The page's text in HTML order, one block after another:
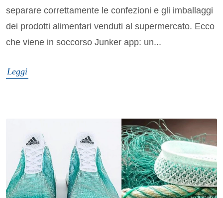
separare correttamente le confezioni e gli imballaggi
dei prodotti alimentari venduti al supermercato. Ecco
che viene in soccorso Junker app: un...
Leggi